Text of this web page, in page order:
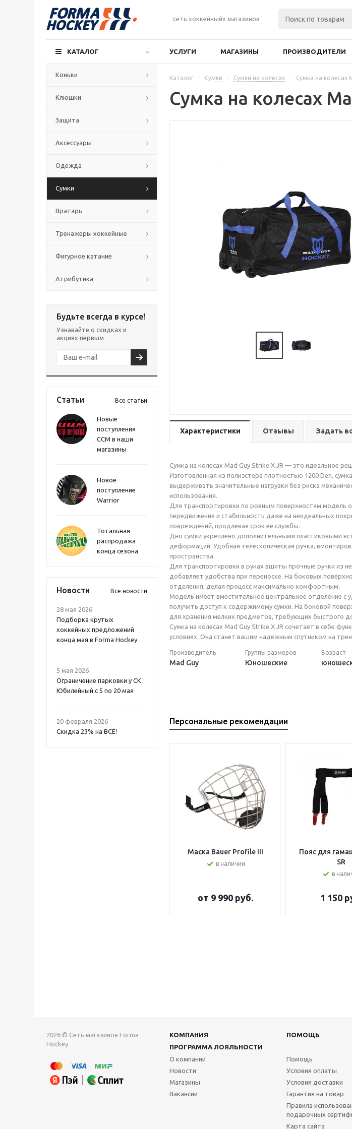
сеть хоккейныйх магазинов
КАТАЛОГ УСЛУГИ МАГАЗИНЫ ПРОИЗВОДИТЕЛИ
Коньки
Клюшки
Защита
Аксессуары
Одежда
Сумки
Вратарь
Тренажеры хоккейные
Фигурное катание
Атрибутика
Будьте всегда в курсе!
Узнавайте о скидках и
акциях первым
Статьи Все статьи
Новые
поступления
CCM в наши
магазины
Новое
поступление
Warrior
Тотальная
распродажа
конца сезона
Новости Все новости
28 мая 2026
Подборка крутых
хоккейных предложений
конца мая в Forma Hockey
5 мая 2026
Ограничение парковки у СК
Юбилейный с 5 по 20 мая
20 февраля 2026
Скидка 23% на ВСË!
Каталог - Сумки - Сумки на колесах - Сумка на колесах
Сумка на колесах
Характеристики Отзывы Задать
Сумка на колесах Mad Guy Strike X JR — это идеальное
Изготовленная из полиэстера плотностью 1200 Den,
выдерживать значительные нагрузки без риска
использования.
Для транспортировки по ровным поверхностям модель
передвижения и стабильность даже на неидеальных
повреждений, продлевая срок ее службы.
Дно сумки укреплено дополнительными пластиковыми
деформаций. Удобная телескопическая ручка,
пространства.
Для транспортировки в руках вшиты прочные ручки из
добавляет удобства при переноске. На боковых
отделения, делая процесс максимально комфортным.
Модель имеет вместительное центральное отделение
получить доступ к содержимому сумки. На боковой
для хранения мелких предметов, требующих быстрого
Сумка на колесах Mad Guy Strike X JR сочетает в себе
условиях. Она станет вашим надежным спутником на
Производитель
Mad Guy
Группы размеров
Юношеские
Возраст
Персональные рекомендации
Маска Bauer Profile III
в наличии
от 9 990 руб.
Пояс для
SR
в
1 150
2026 © Сеть магазинов Forma
Hockey
КОМПАНИЯ ПОМОЩЬ
ПРОГРАММА ЛОЯЛЬНОСТИ
О компании
Новости
Магазины
Вакансии
Помощь
Условия оплаты
Условия доставки
Гарантия на товар
Правила
подарочных
Карта сайта